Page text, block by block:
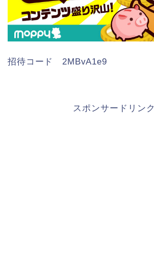
招待コード 2MBvA1e9
スポンサードリンク